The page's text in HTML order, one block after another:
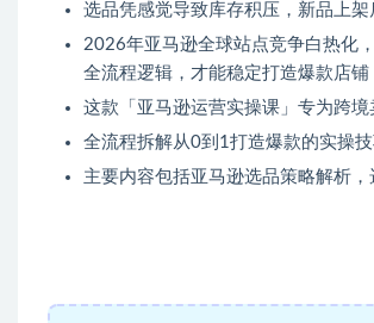
选品凭感觉导致库存积压，新品上
2026年亚马逊全球站点竞争白热化
全流程逻辑，才能稳定打造爆款店铺
这款「亚马逊运营实操课」专为跨
全流程拆解从0到1打造爆款的实操
主要内容包括亚马逊选品策略解析